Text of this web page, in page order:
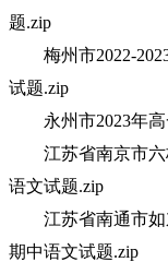
题.zip
梅州市2022-2023
试题.zip
永州市2023年高
江苏省南京市六
语文试题.zip
江苏省南通市如
期中语文试题.zip